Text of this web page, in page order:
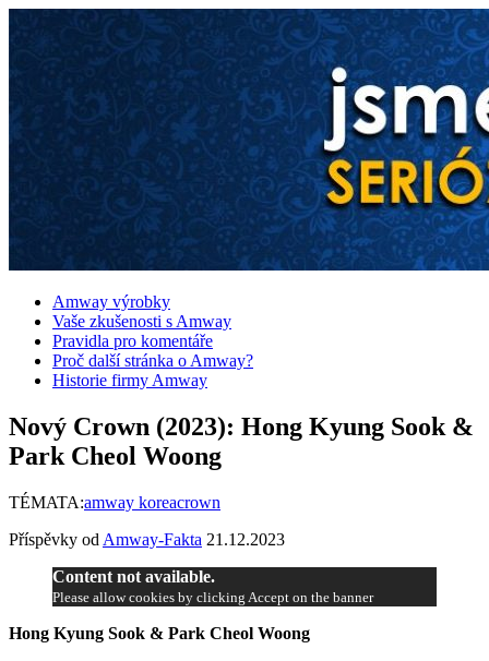
Amway výrobky
Vaše zkušenosti s Amway
Pravidla pro komentáře
Proč další stránka o Amway?
Historie firmy Amway
Nový Crown (2023): Hong Kyung Sook &
Park Cheol Woong
TÉMATA:amway koreacrown
Příspěvky od Amway-Fakta 21.12.2023
Content not available.
Please allow cookies by clicking Accept on the banner
Hong Kyung Sook & Park Cheol Woong